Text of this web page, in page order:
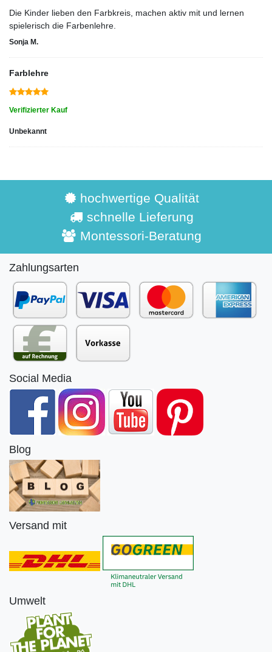
Die Kinder lieben den Farbkreis, machen aktiv mit und lernen
spielerisch die Farbenlehre.
Sonja M.
Farblehre
Verifizierter Kauf
Unbekannt
hochwertige Qualität
schnelle Lieferung
Montessori-Beratung
Zahlungsarten
Social Media
Blog
Versand mit
Umwelt